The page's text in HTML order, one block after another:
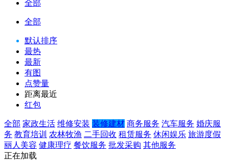
全部
全部
默认排序
最热
最新
有图
点赞量
距离最近
红包
全部 家政生活 维修安装 装修建材 商务服务 汽车服务 婚庆服
务 教育培训 农林牧渔 二手回收 租赁服务 休闲娱乐 旅游度假
丽人美容 健康理疗 餐饮服务 批发采购 其他服务
正在加载